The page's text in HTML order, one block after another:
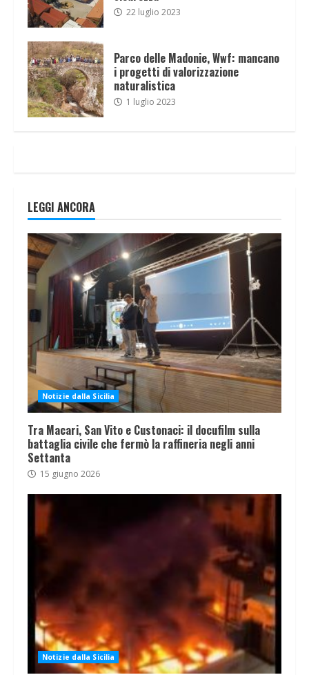
22 luglio 2023
Parco delle Madonie, Wwf: mancano
i progetti di valorizzazione
naturalistica
1 luglio 2023
LEGGI ANCORA
Notizie dalla Sicilia
Tra Macari, San Vito e Custonaci: il docufilm sulla
battaglia civile che fermò la raffineria negli anni
Settanta
15 giugno 2026
Notizie dalla Sicilia